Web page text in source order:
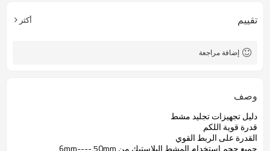
تقييم أكثر
إضافة مراجعة
وصف
دليل تجهيزات تجليد مشط
قدرة قوية اللكم
القدرة على الربط القوي
جميع حجم استخدام المشط البلاستيك من 6mm---- 50mm